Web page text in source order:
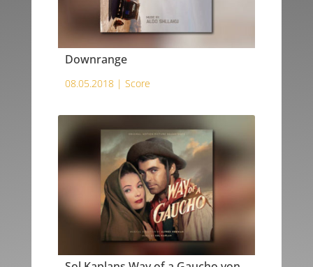
Downrange
08.05.2018 | Score